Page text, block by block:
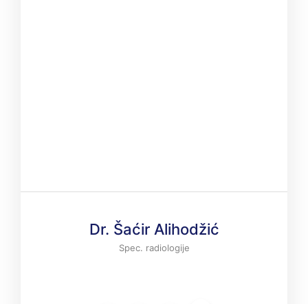
Dr. Šaćir Alihodžić
Spec. radiologije